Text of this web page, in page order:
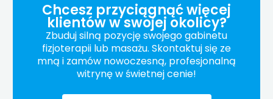
Chcesz przyciągnąć więcej
klientów w swojej okolicy?
Zbuduj silną pozycję swojego gabinetu
fizjoterapii lub masażu. Skontaktuj się ze
mną i zamów nowoczesną, profesjonalną
witrynę w świetnej cenie!